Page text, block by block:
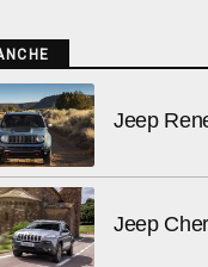
Jeep
Jeep